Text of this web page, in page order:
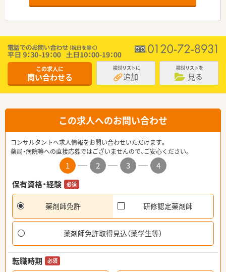
この求人に
問い合わせる
検討リストに
追加
検討リストを
見る
この求人へのお問い合わせ
コンサルタントへ求人情報をお問い合わせいただけます。
薬局・病院等への直接応募ではございませんので、ご安心ください。
1 2 3
4
保有資格・経験
必須
薬剤師免許 研修認定薬剤師
薬剤師免許取得見込（薬学生等）
転職時期 必須